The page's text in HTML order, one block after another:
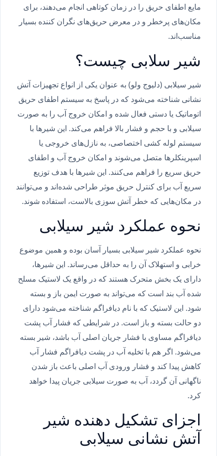
مایع اطفای حریق را در زمان کوتاهی انجام می‌دهند، برای
مکان‌های پرخطر و در معرض حریق‌های نگران کننده بسیار
مناسب‌اند.
شیر سلابی چیست؟
شیر سیلابی (دلیوج ولو) به عنوان یکی از انواع تجهیزات آتش
نشانی شناخته می‌شود که در پاسخ به سیستم اطفای حریق
اتوماتیک یا دستی فعال شده و امکان خروج آب را به صورت
سیلابی و با حجم و فشار بالا فراهم می‌کند. این شیرها با
سیستم لوله کشی اختصاصی، به نازل‌های خروجی یا
اسپرینکلرها متصل می‌شوند و امکان خروج آب و اطفای
حریق سریع را فراهم می‌کنند. این شیرها با هدف توزیع
سریع آب برای کنترل حریق موثر طراحی شده‌اند و می‌توانند
در مکان‌هایی که خطر آتش سوزی بالاست، استفاده شوند.
نحوه عملکرد شیر سیلابی
نحوه عملکرد شیر سیلابی بسیار آسان بوده و همین موضوع
خرابی و استهلاک آن را به حداقل می‌رساند. این شیرها،
دارای یک بخش متحرک هستند که در واقع یک لاستیک مسلح
شده آب بند است که می‌تواند به صورت ایمن باز و بسته
شود. این لاستیک که با نام دیافراگم شناخته می‌شود دارای
دو حالت بسته و باز است. در شرایطی که فشار آب پشت
دیافراگم مساوی با فشار جریان اصلی آب باشد، شیر بسته
می‌شود. اگر هم با تخلیه آب در پشت دیافراگم فشار آب
کاهش پیدا کند و فشار ورودی آب اصلی باعث باز شدن
ناگهانی آن گردد، آب به صورت سیلابی جریان پیدا خواهد
کرد.
اجزای تشکیل دهنده شیر
آتش نشانی سیلابی